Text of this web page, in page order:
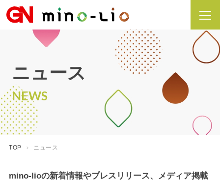
ニュース
NEWS
TOP ニュース
mino-lioの新着情報やプレスリリース、メディア掲載